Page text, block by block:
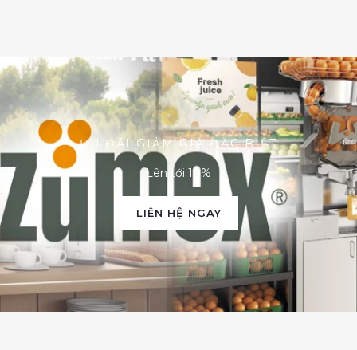
ƯU ĐÃI GIẢM GIÁ ĐẶC BIỆT
Lên tới 10%
LIÊN HỆ NGAY